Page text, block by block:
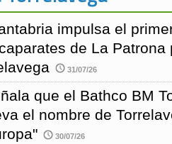
impulsa el
de La Patrona
31/07/26
que el Bathco BM
el nombre de
30/07/26